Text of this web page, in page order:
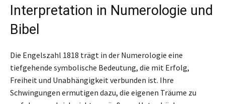
Interpretation in Numerologie und
Bibel
Die Engelszahl 1818 trägt in der Numerologie eine
tiefgehende symbolische Bedeutung, die mit Erfolg,
Freiheit und Unabhängigkeit verbunden ist. Ihre
Schwingungen ermutigen dazu, die eigenen Träume zu